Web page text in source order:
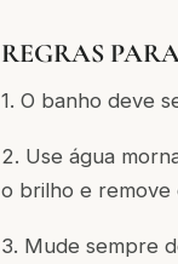
REGRAS
1. O banho deve
2. Use água
o brilho e remove
3. Mude sempre